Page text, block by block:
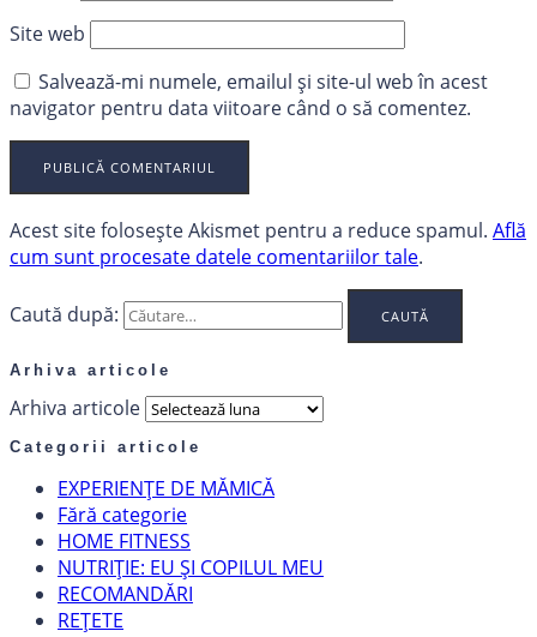
Site web
Salvează-mi numele, emailul și site-ul web în acest
navigator pentru data viitoare când o să comentez.
Acest site folosește Akismet pentru a reduce spamul. Află
cum sunt procesate datele comentariilor tale.
Caută după:
Arhiva articole
Arhiva articole
Categorii articole
EXPERIENȚE DE MĂMICĂ
Fără categorie
HOME FITNESS
NUTRIȚIE: EU ȘI COPILUL MEU
RECOMANDĂRI
REȚETE